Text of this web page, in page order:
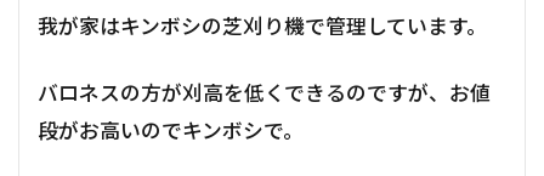
我が家はキンボシの芝刈り機で管理しています。
バロネスの方が刈高を低くできるのですが、お値
段がお高いのでキンボシで。